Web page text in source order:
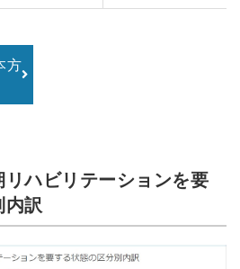
方
ハビリテーションを要
内訳